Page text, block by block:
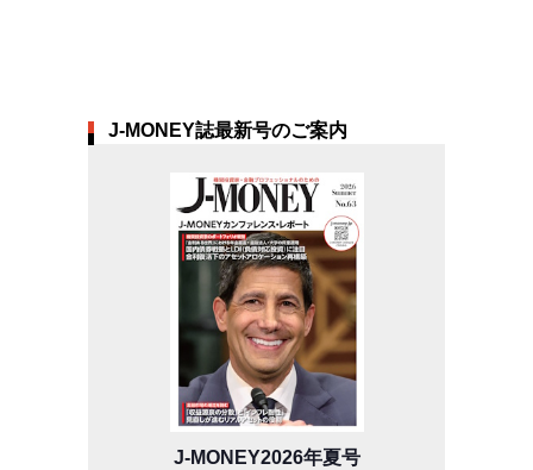
J-MONEY誌最新号のご案内
J-MONEY2026年夏号